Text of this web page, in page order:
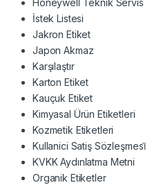
Honeywell Teknik Servis
İstek Listesi
Jakron Etiket
Japon Akmaz
Karşılaştır
Karton Etiket
Kauçuk Etiket
Kimyasal Ürün Etiketleri
Kozmetik Etiketleri
Kullanici Satiş Sözleşmesi̇
KVKK Aydınlatma Metni
Organik Etiketler